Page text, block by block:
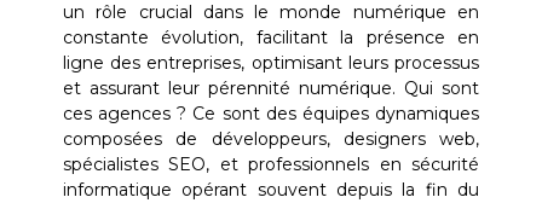
un rôle crucial dans le monde numérique en
constante évolution, facilitant la présence en
ligne des entreprises, optimisant leurs processus
et assurant leur pérennité numérique. Qui sont
ces agences ? Ce sont des équipes dynamiques
composées de développeurs, designers web,
spécialistes SEO, et professionnels en sécurité
informatique opérant souvent depuis la fin du